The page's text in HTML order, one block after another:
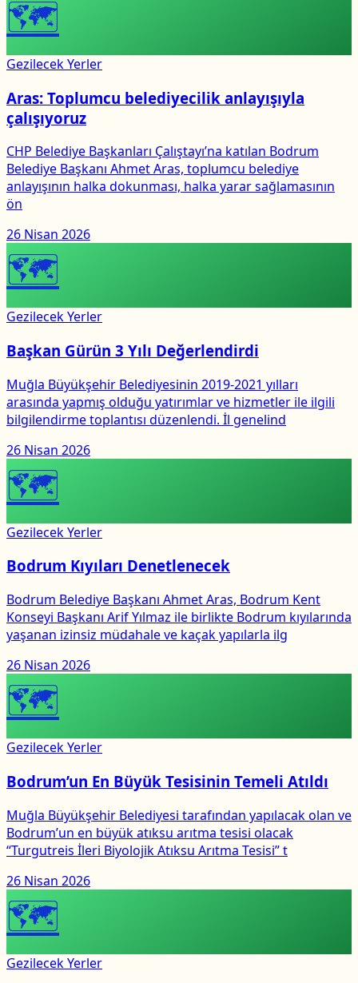
🗺
Gezilecek Yerler
Aras: Toplumcu belediyecilik anlayışıyla
çalışıyoruz
CHP Belediye Başkanları Çalıştayı’na katılan Bodrum
Belediye Başkanı Ahmet Aras, toplumcu belediye
anlayışının halka dokunması, halka yarar sağlamasının
ön
26 Nisan 2026
🗺
Gezilecek Yerler
Başkan Gürün 3 Yılı Değerlendirdi
Muğla Büyükşehir Belediyesinin 2019-2021 yılları
arasında yapmış olduğu yatırımlar ve hizmetler ile ilgili
bilgilendirme toplantısı düzenlendi. İl genelind
26 Nisan 2026
🗺
Gezilecek Yerler
Bodrum Kıyıları Denetlenecek
Bodrum Belediye Başkanı Ahmet Aras, Bodrum Kent
Konseyi Başkanı Arif Yılmaz ile birlikte Bodrum kıyılarında
yaşanan izinsiz müdahale ve kaçak yapılarla ilg
26 Nisan 2026
🗺
Gezilecek Yerler
Bodrum’un En Büyük Tesisinin Temeli Atıldı
Muğla Büyükşehir Belediyesi tarafından yapılacak olan ve
Bodrum’un en büyük atıksu arıtma tesisi olacak
“Turgutreis İleri Biyolojik Atıksu Arıtma Tesisi” t
26 Nisan 2026
🗺
Gezilecek Yerler